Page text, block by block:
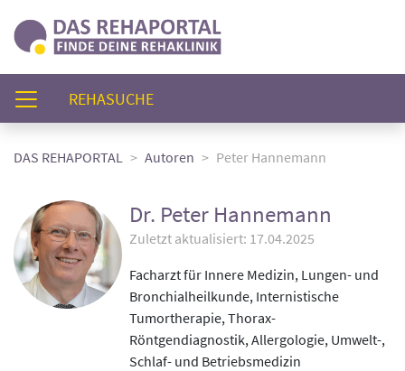
REHASUCHE(AKTUELL)
DAS REHAPORTAL Autoren Peter Hannemann
Dr. Peter Hannemann
Zuletzt aktualisiert: 17.04.2025
Facharzt für Innere Medizin, Lungen- und
Bronchialheilkunde, Internistische
Tumortherapie, Thorax-
Röntgendiagnostik, Allergologie, Umwelt-,
Schlaf- und Betriebsmedizin